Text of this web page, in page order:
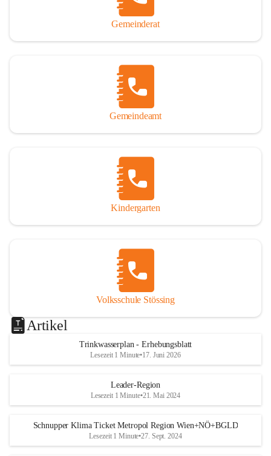
Gemeinderat
Gemeindeamt
Kindergarten
Volksschule Stössing
Artikel
Trinkwasserplan - Erhebungsblatt
Lesezeit 1 Minute•17. Juni 2026
Leader-Region
Lesezeit 1 Minute•21. Mai 2024
Schnupper Klima Ticket Metropol Region Wien+NÖ+BGLD
Lesezeit 1 Minute•27. Sept. 2024